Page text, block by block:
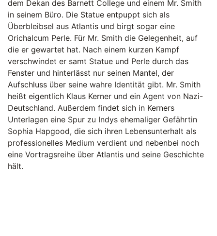
dem Dekan des Barnett College und einem Mr. Smith
in seinem Büro. Die Statue entpuppt sich als
Überbleibsel aus Atlantis und birgt sogar eine
Orichalcum Perle. Für Mr. Smith die Gelegenheit, auf
die er gewartet hat. Nach einem kurzen Kampf
verschwindet er samt Statue und Perle durch das
Fenster und hinterlässt nur seinen Mantel, der
Aufschluss über seine wahre Identität gibt. Mr. Smith
heißt eigentlich Klaus Kerner und ein Agent von Nazi-
Deutschland. Außerdem findet sich in Kerners
Unterlagen eine Spur zu Indys ehemaliger Gefährtin
Sophia Hapgood, die sich ihren Lebensunterhalt als
professionelles Medium verdient und nebenbei noch
eine Vortragsreihe über Atlantis und seine Geschichte
hält.